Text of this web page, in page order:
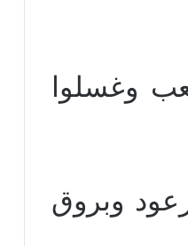
وغسلوا
وبروق